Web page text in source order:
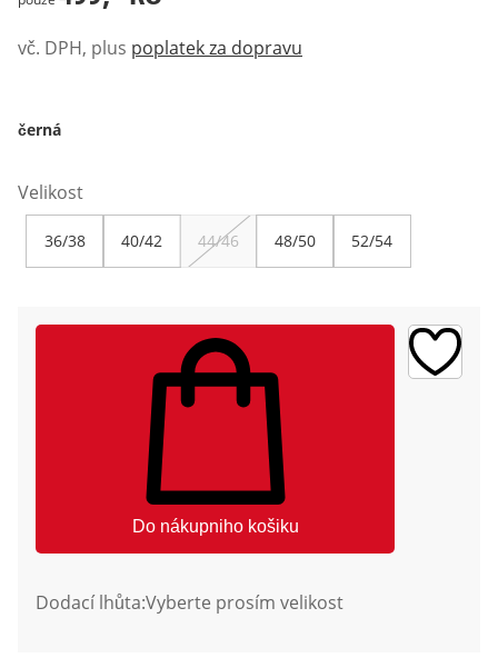
vč. DPH, plus poplatek za dopravu
černá
Velikost
36/38 40/42 44/46 48/50 52/54
Do nákupniho košiku
Dodací lhůta:Vyberte prosím velikost